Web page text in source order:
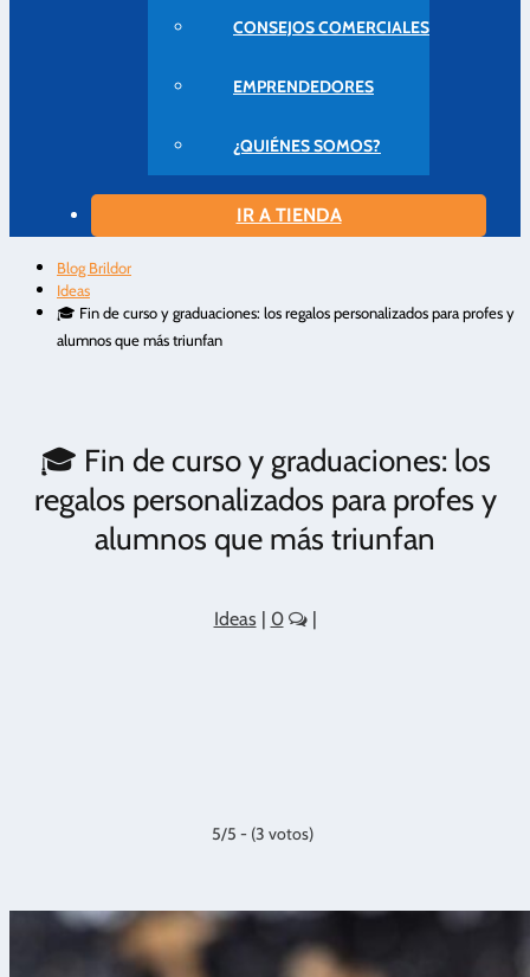
CONSEJOS COMERCIALES
EMPRENDEDORES
¿QUIÉNES SOMOS?
IR A TIENDA
Blog Brildor
Ideas
🎓 Fin de curso y graduaciones: los regalos personalizados para profes y
alumnos que más triunfan
🎓 Fin de curso y graduaciones: los
regalos personalizados para profes y
alumnos que más triunfan
Ideas | 0 |
5/5 - (3 votos)